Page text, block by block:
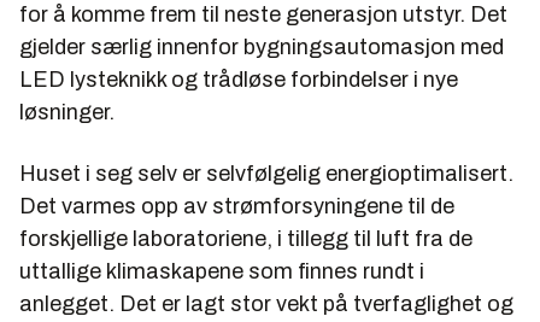
for å komme frem til neste generasjon utstyr. Det
gjelder særlig innenfor bygningsautomasjon med
LED lysteknikk og trådløse forbindelser i nye
løsninger.
Huset i seg selv er selvfølgelig energioptimalisert.
Det varmes opp av strømforsyningene til de
forskjellige laboratoriene, i tillegg til luft fra de
uttallige klimaskapene som finnes rundt i
anlegget. Det er lagt stor vekt på tverfaglighet og